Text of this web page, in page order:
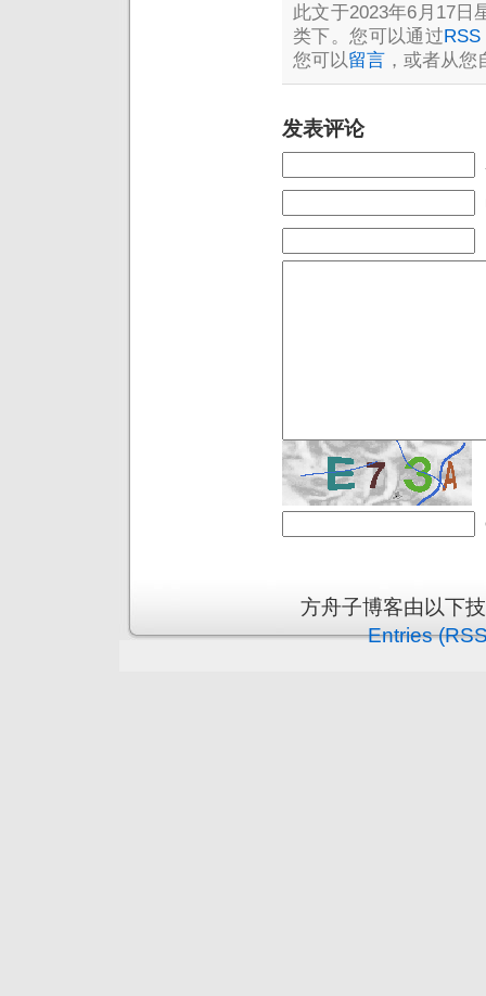
此文于2023年6月17日
类下。您可以通过RSS
您可以留言 ，或者从
发表评论
方舟子博客由以下
Entries